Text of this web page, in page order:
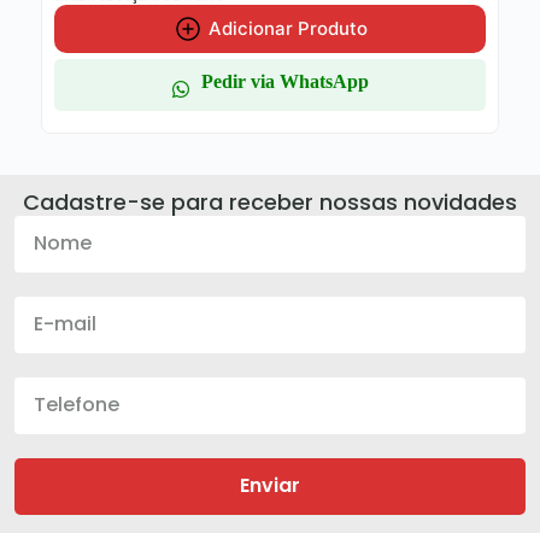
Cadastre-se para receber nossas novidades
Enviar